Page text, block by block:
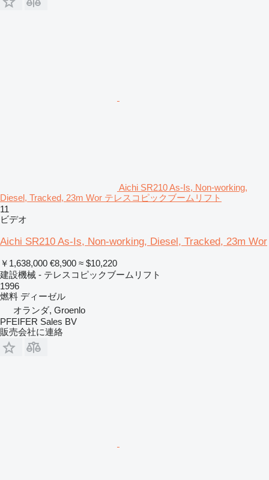
Aichi SR210 As-Is, Non-working,
Diesel, Tracked, 23m Wor テレスコピックブームリフト
11
ビデオ
Aichi SR210 As-Is, Non-working, Diesel, Tracked, 23m Wor
￥1,638,000 €8,900 ≈ $10,220
建設機械 - テレスコピックブームリフト
1996
燃料 ディーゼル
オランダ, Groenlo
PFEIFER Sales BV
販売会社に連絡